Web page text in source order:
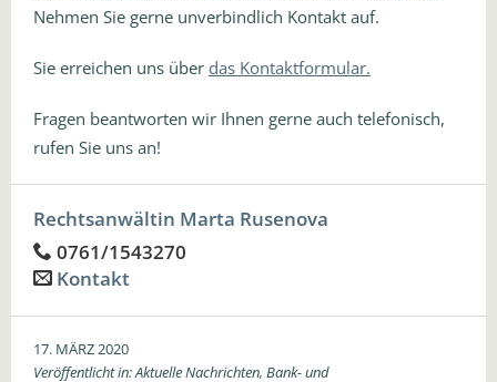
Nehmen Sie gerne unverbindlich Kontakt auf.
Sie erreichen uns über das Kontaktformular.
Fragen beantworten wir Ihnen gerne auch telefonisch,
rufen Sie uns an!
Rechtsanwältin Marta Rusenova
0761/1543270
Kontakt
17. MÄRZ 2020
Veröffentlicht in:Aktuelle Nachrichten, Bank- und